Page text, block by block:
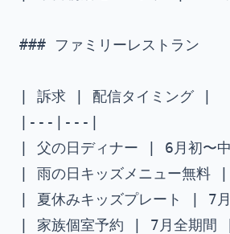
### ファミリーレストラン
| 訴求 | 配信タイミング |
|---|---|
| 父の日ディナー | 6月初〜
| 雨の日キッズメニュー無料
| 夏休みキッズプレート | 7
| 家族個室予約 | 7月全期間 |